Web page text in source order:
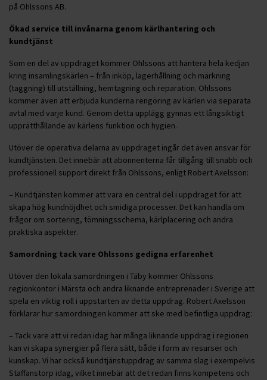
på Ohlssons AB.
Ökad service till invånarna genom kärlhantering och
kundtjänst
Som en del av uppdraget kommer Ohlssons att hantera hela kedjan
kring insamlingskärlen – från inköp, lagerhållning och märkning
(taggning) till utställning, hemtagning och reparation. Ohlssons
kommer även att erbjuda kunderna rengöring av kärlen via separata
avtal med varje kund. Genom detta upplägg gynnas ett långsiktigt
upprätthållande av kärlens funktion och hygien.
Utöver de operativa delarna av uppdraget ingår det även ansvar för
kundtjänsten. Det innebär att abonnenterna får tillgång till snabb och
professionell support direkt från Ohlssons, enligt Robert Axelsson:
– Kundtjänsten kommer att vara en central del i uppdraget för att
skapa hög kundnöjdhet och smidiga processer. Det kan handla om
frågor om sortering, tömningsschema, kärlplacering och andra
praktiska aspekter.
Samordning tack vare Ohlssons gedigna erfarenhet
Utöver den lokala samordningen i Täby kommer Ohlssons
regionkontor i Märsta och andra liknande entreprenader i Sverige att
spela en viktig roll i uppstarten av detta uppdrag. Robert Axelsson
förklarar hur samordningen kommer att ske med befintliga uppdrag:
– Tack vare att vi redan idag har många liknande uppdrag i regionen
kan vi skapa synergier på flera sätt, både i form av resurser och
kunskap. Vi har också kundtjänstuppdrag av samma slag i exempelvis
Staffanstorp idag, vilket innebär att det redan finns kompetens och